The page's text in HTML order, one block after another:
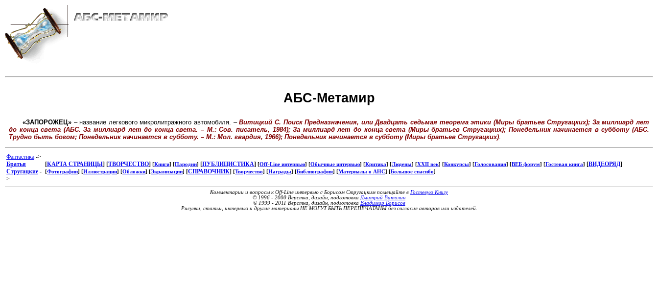
АБС-Метамир
«ЗАПОРОЖЕЦ» – название легкового микролитражного автомобиля. –Витицкий С. Поиск Предназначения, или Двадцать седьмая теорема этики (Миры братьев Стругацких); За миллиард лет
до конца света (АБС. За миллиард лет до конца света. – М.: Сов. писатель, 1984); За миллиард лет до конца света (Миры братьев Стругацких); Понедельник начинается в субботу (АБС.
Трудно быть богом; Понедельник начинается в субботу. – М.: Мол. гвардия, 1966); Понедельник начинается в субботу (Миры братьев Стругацких).
Фантастика ->
Братья
Стругацкие -
>
[КАРТА СТРАНИЦЫ] [ТВОРЧЕСТВО] [Книги] [Пародии] [ПУБЛИЦИСТИКА] [Off-Line интервью] [Обычные интервью] [Критика] [Людены] [XXII век] [Конкурсы] [Голосования] [ВЕБ форум] [Гостевая книга] [ВИДЕОРЯД]
[Фотографии] [Иллюстрации] [Обложки] [Экранизации] [СПРАВОЧНИК] [Творчество] [Награды] [Библиография] [Материалы о АНС] [Большое спасибо]
Комментарии и вопросы к Off-Line интервью с Борисом Стругацким помещайте в Гостевую Книгу
© 1996 - 2000 Верстка, дизайн, подготовкаДмитрий Ватолин
© 1999 - 2011 Верстка, дизайн, подготовка Владимир Борисов
Рисунки, статьи, интервью и другие материалы НЕ МОГУТ БЫТЬ ПЕРЕПЕЧАТАНЫ без согласия авторов или издателей.